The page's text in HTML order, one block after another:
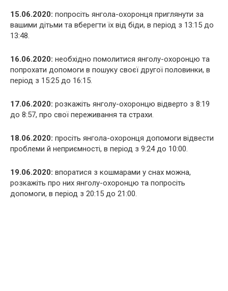
15.06.2020: попросіть янгола-охоронця приглянути за
вашими дітьми та вберегти їх від біди, в період з 13:15 до
13:48.
16.06.2020: необхідно помолитися янголу-охоронцю та
попрохати допомоги в пошуку своєї другої половинки, в
період з 15:25 до 16:15.
17.06.2020: розкажіть янголу-охоронцю відверто з 8:19
до 8:57, про свої переживання та страхи.
18.06.2020: просіть янгола-охоронця допомоги відвести
проблеми й неприємності, в період з 9:24 до 10:00.
19.06.2020: впоратися з кошмарами у снах можна,
розкажіть про них янголу-охоронцю та попросіть
допомоги, в період з 20:15 до 21:00.